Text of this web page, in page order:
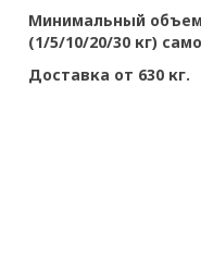
Минимальный объем
(1/5/10/20/30 кг)
Доставка от 630 кг.